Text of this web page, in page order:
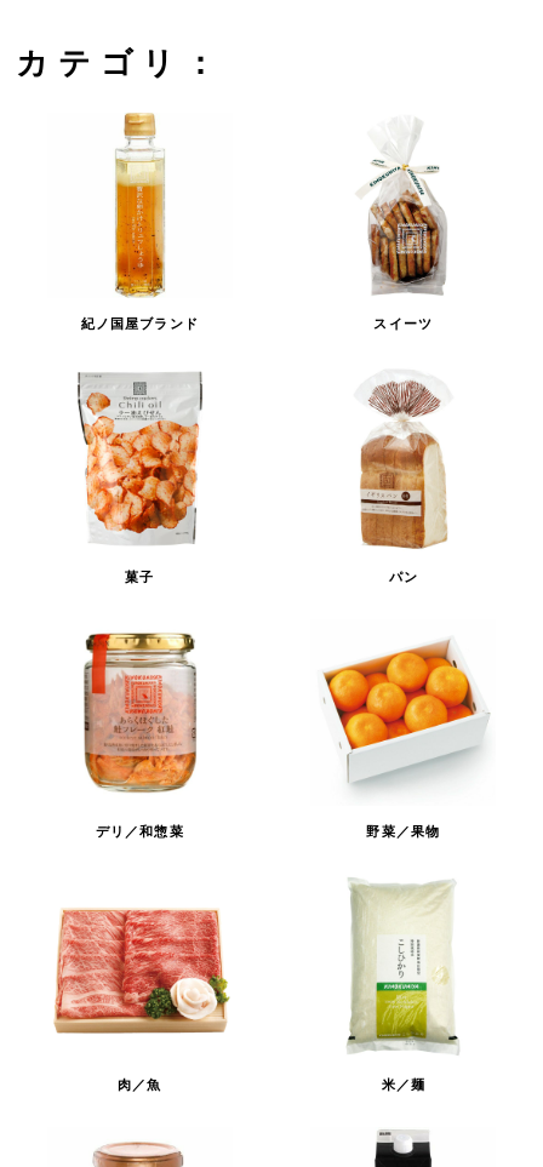
カテゴリ：
紀ノ国屋ブランド スイーツ
菓子 パン
デリ／和惣菜 野菜／果物
肉／魚 米／麺